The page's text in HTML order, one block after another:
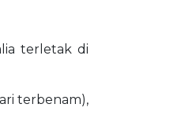
terletak di
terbenam),